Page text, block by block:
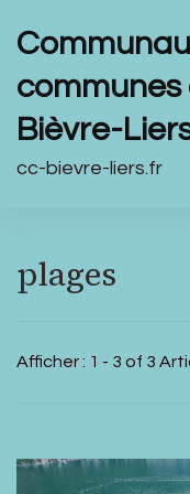
communes
Bièvre-
cc-bievre-liers.fr
plages
Afficher : 1 - 3 of 3